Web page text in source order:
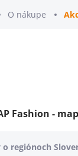
O nákupe
Fashion -
o regiónoch